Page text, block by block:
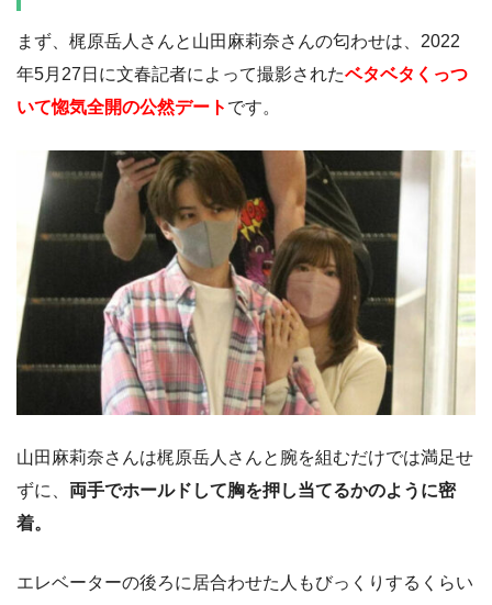
まず、梶原岳人さんと山田麻莉奈さんの匂わせは、2022
年5月27日に文春記者によって撮影されたベタベタくっつ
いて惚気全開の公然デート です。
山田麻莉奈さんは梶原岳人さんと腕を組むだけでは満足せ
ずに、 両手でホールドして胸を押し当てるかのように密
着。
エレベーターの後ろに居合わせた人もびっくりするくらい